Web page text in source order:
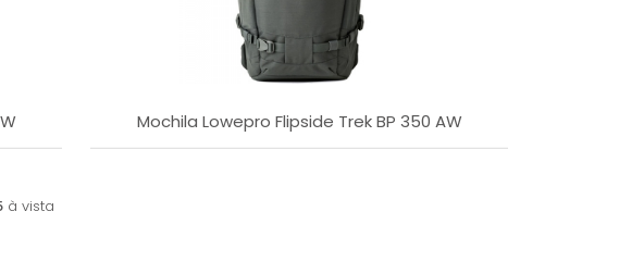
à vista
Mochila Lowepro Flipside Trek BP 350 AW